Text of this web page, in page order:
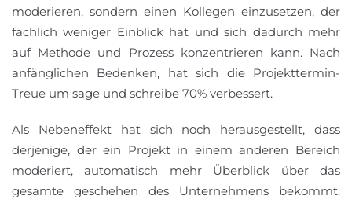
moderieren, sondern einen Kollegen einzusetzen, der
fachlich weniger Einblick hat und sich dadurch mehr
auf Methode und Prozess konzentrieren kann. Nach
anfänglichen Bedenken, hat sich die Projekttermin-
Treue um sage und schreibe 70% verbessert.
Als Nebeneffekt hat sich noch herausgestellt, dass
derjenige, der ein Projekt in einem anderen Bereich
moderiert, automatisch mehr Überblick über das
gesamte geschehen des Unternehmens bekommt.